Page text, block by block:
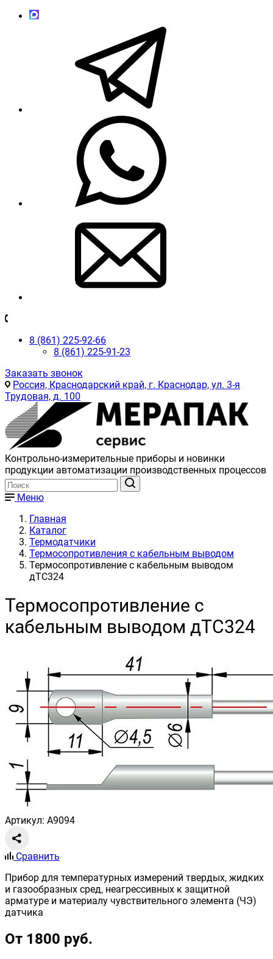
8 (861) 225-92-66
8 (861) 225-91-23
Заказать звонок
Россия, Краснодарский край, г. Краснодар, ул. 3-я
Трудовая, д. 100
Контрольно-измерительные приборы и новинки
продукции автоматизации производственных процессов
Меню
Главная
Каталог
Термодатчики
Термосопротивления с кабельным выводом
Термосопротивление с кабельным выводом
дТС324
Термосопротивление с
кабельным выводом дТС324
Артикул: A9094
Сравнить
Прибор для температурных измерений твердых, жидких
и газообразных сред, неагрессивных к защитной
арматуре и материалу чувствительного элемента (ЧЭ)
датчика
От 1800 руб.